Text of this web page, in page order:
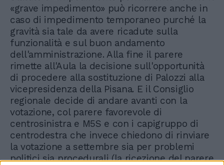
«grave impedimento» può ricorrere anche in
caso di impedimento temporaneo purché la
gravità sia tale da avere ricadute sulla
funzionalità e sul buon andamento
dell'amministrazione. Alla fine il parere
rimette all'Aula la decisione sull'opportunità
di procedere alla sostituzione di Palozzi alla
vicepresidenza della Pisana. E il Consiglio
regionale decide di andare avanti con la
votazione, col parere favorevole di
centrosinistra e M5S e con i capigruppo di
centrodestra che invece chiedono di rinviare
la votazione a settembre sia per problemi
politici sia procedurali (la ricezione del parere